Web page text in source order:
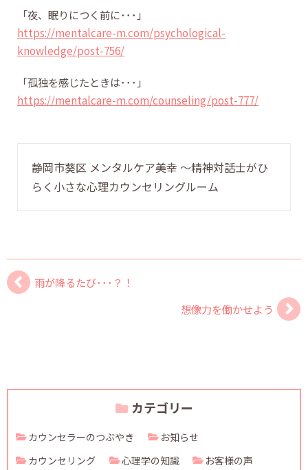
「夜、眠りにつく前に･･･」
https://mentalcare-m.com/psychological-
knowledge/post-756/
「孤独を感じたときは･･･」
https://mentalcare-m.com/counseling/post-777/
静岡市葵区 メンタルケア美幸 〜精神対話士がひ
らく小さな心理カウンセリングルーム
雨が降るたび･･･？！
想像力を働かせよう
カテゴリー
カウンセラーのつぶやき
お知らせ
カウンセリング
心理学の知識 お客様の声